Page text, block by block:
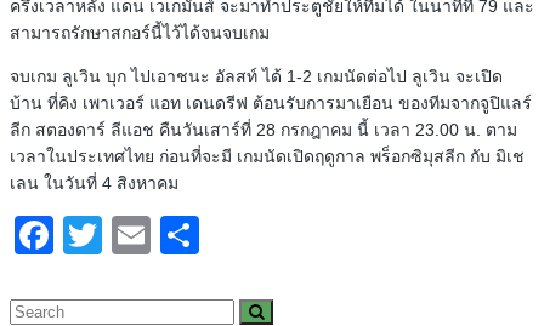
ครึ่งเวลาหลัง แดน เวเกมันส์ จะมาทำประตูชัยให้ทีมได้ ในนาทีที่ 79 และ
สามารถรักษาสกอร์นี้ไว้ได้จนจบเกม
จบเกม ลูเวิน บุก ไปเอาชนะ อัลสท์ ได้ 1-2 เกมนัดต่อไป ลูเวิน จะเปิด
บ้าน ที่คิง เพาเวอร์ แอท เดนดรีฟ ต้อนรับการมาเยือน ของทีมจากจูปิแลร์
ลีก สตองดาร์ ลีแอช คืนวันเสาร์ที่ 28 กรกฎาคม นี้ เวลา 23.00 น. ตาม
เวลาในประเทศไทย ก่อนที่จะมี เกมนัดเปิดฤดูกาล พร็อกซิมุสลีก กับ มิเช
เลน ในวันที่ 4 สิงหาคม
Facebook
Twitter
Email